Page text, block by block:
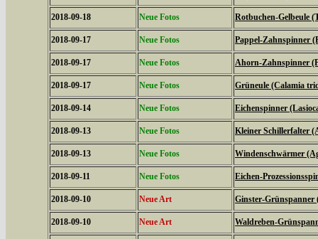
2018-09-18 Neue Fotos Rotbuchen-Gelbeule
2018-09-17 Neue Fotos Pappel-Zahnspinner
2018-09-17 Neue Fotos Ahorn-Zahnspinner
2018-09-17 Neue Fotos Grüneule (Calamia
2018-09-14 Neue Fotos Eichenspinner
2018-09-13 Neue Fotos Kleiner Schillerfalter
2018-09-13 Neue Fotos Windenschwärmer
2018-09-11 Neue Fotos Eichen-
2018-09-10 Neue Art Ginster-Grünspanner
2018-09-10 Neue Art Waldreben-